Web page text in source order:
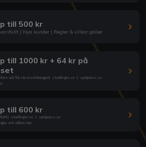
till 500 kr
| Nya kunder | Regler & villkor gäller
till 1000 kr + 64 kr på
vid första insättningen| stodlinjen.se | spelpaus.se
till 600 kr
| stodlinjen.se | spelpaus.se
och villkor här